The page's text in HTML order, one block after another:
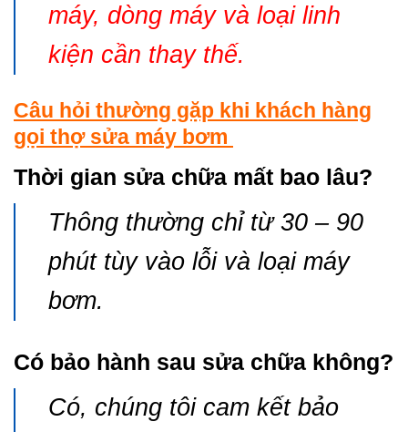
máy, dòng máy và loại linh
kiện cần thay thế.
Câu hỏi thường gặp khi khách hàng
gọi thợ sửa máy bơm
Thời gian sửa chữa mất bao lâu?
Thông thường chỉ từ 30 – 90
phút tùy vào lỗi và loại máy
bơm.
Có bảo hành sau sửa chữa không?
Có, chúng tôi cam kết bảo